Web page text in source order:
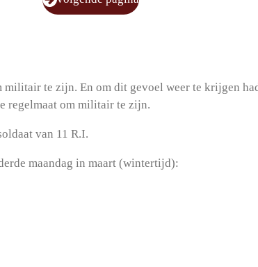
militair te zijn. En om dit gevoel weer te krijgen
regelmaat om militair te zijn.
van 11 R.I.
maandag in maart (wintertijd):